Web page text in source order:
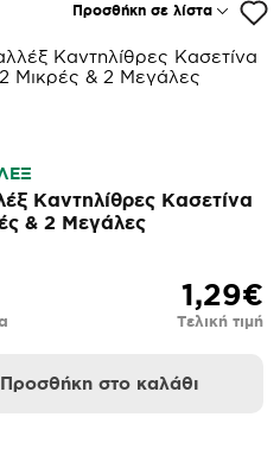
Προσθήκη σε λίστα
Καντηλίθρες Κασετίνα
& 2 Μεγάλες
1,29€
Τελική τιμή
Προσθήκη στο καλάθι